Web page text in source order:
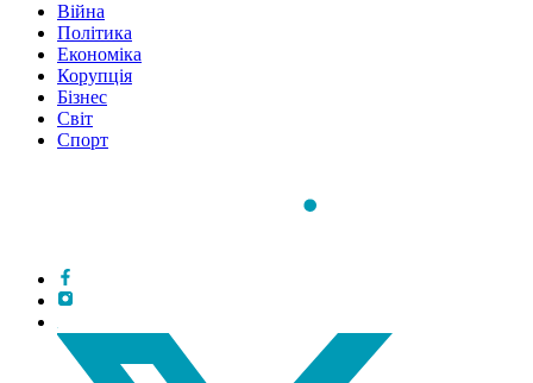
Війна
Політика
Економіка
Корупція
Бізнес
Світ
Спорт